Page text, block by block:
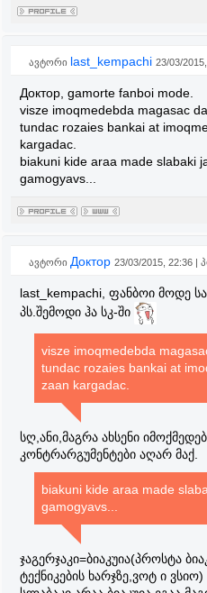
ავტორი last_kempachi 23/03/
Доктор, gamorte fanboi mode.
visze imoqmedebda magasac
tundac rozaies bankai at
kargadac.
biakuni kide araa made slabaki
gamogyavs...
ავტორი Доктор 23/03/2015, 22:36 |
last_kempachi, ფანბოი მოდე
პს.შემოდი ჰა სკ-ში
visze imoqmedebda
tundac rozaies bankai at
zaan kargadac.
სღ,ანი,მაგრა ახსენი
კონტრარგუმენტები აღარ მაქ.
biakuni kide araa made
gamogyavs...
ჯაგერჯაკი=ბიაკუია(პროსტა
ტექნიკების ხარჯზე,ვოტ ი ვსიო)